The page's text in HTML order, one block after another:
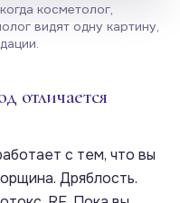
косметолог,
видят одну картину,
отличается
с тем, что вы
Дряблость.